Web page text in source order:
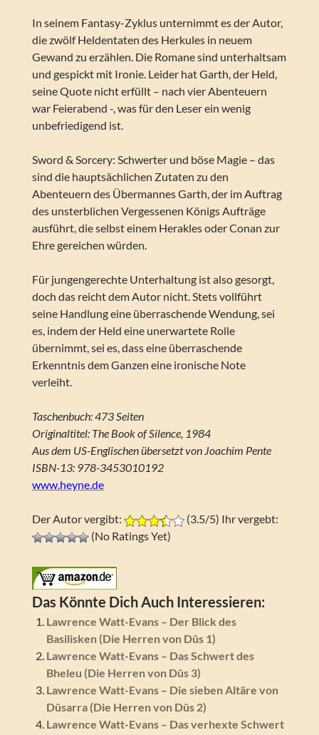
In seinem Fantasy-Zyklus unternimmt es der Autor,
die zwölf Heldentaten des Herkules in neuem
Gewand zu erzählen. Die Romane sind unterhaltsam
und gespickt mit Ironie. Leider hat Garth, der Held,
seine Quote nicht erfüllt – nach vier Abenteuern
war Feierabend -, was für den Leser ein wenig
unbefriedigend ist.
Sword & Sorcery: Schwerter und böse Magie – das
sind die hauptsächlichen Zutaten zu den
Abenteuern des Übermannes Garth, der im Auftrag
des unsterblichen Vergessenen Königs Aufträge
ausführt, die selbst einem Herakles oder Conan zur
Ehre gereichen würden.
Für jungengerechte Unterhaltung ist also gesorgt,
doch das reicht dem Autor nicht. Stets vollführt
seine Handlung eine überraschende Wendung, sei
es, indem der Held eine unerwartete Rolle
übernimmt, sei es, dass eine überraschende
Erkenntnis dem Ganzen eine ironische Note
verleiht.
Taschenbuch: 473 Seiten
Originaltitel: The Book of Silence, 1984
Aus dem US-Englischen übersetzt von Joachim Pente
ISBN-13: 978-3453010192
www.heyne.de
Der Autor vergibt:
(3.5/5) Ihr vergebt:
(No Ratings Yet)
Das Könnte Dich Auch Interessieren:
Lawrence Watt-Evans – Der Blick des
Basilisken (Die Herren von Dûs 1)
Lawrence Watt-Evans – Das Schwert des
Bheleu (Die Herren von Dûs 3)
Lawrence Watt-Evans – Die sieben Altäre von
Dûsarra (Die Herren von Dûs 2)
Lawrence Watt-Evans – Das verhexte Schwert